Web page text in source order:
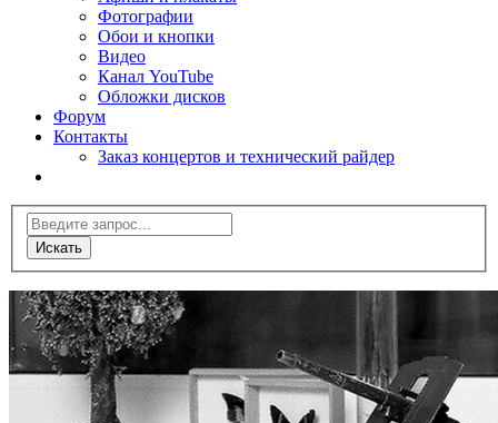
Фотографии
Обои и кнопки
Видео
Канал YouTube
Обложки дисков
Форум
Контакты
Заказ концертов и технический райдер
Искать